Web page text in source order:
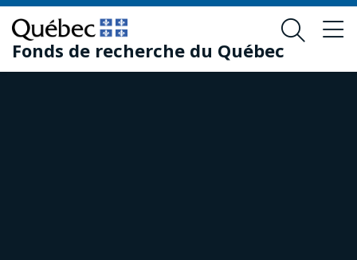
Passer
au
contenu
principal
Passer
au
pied
de
Fonds de recherche du Québec